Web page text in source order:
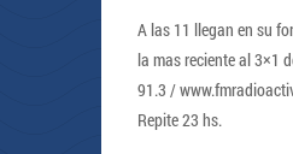
A las 11 llegan en su
la mas reciente al 3×1
91.3 /
Repite 23 hs.